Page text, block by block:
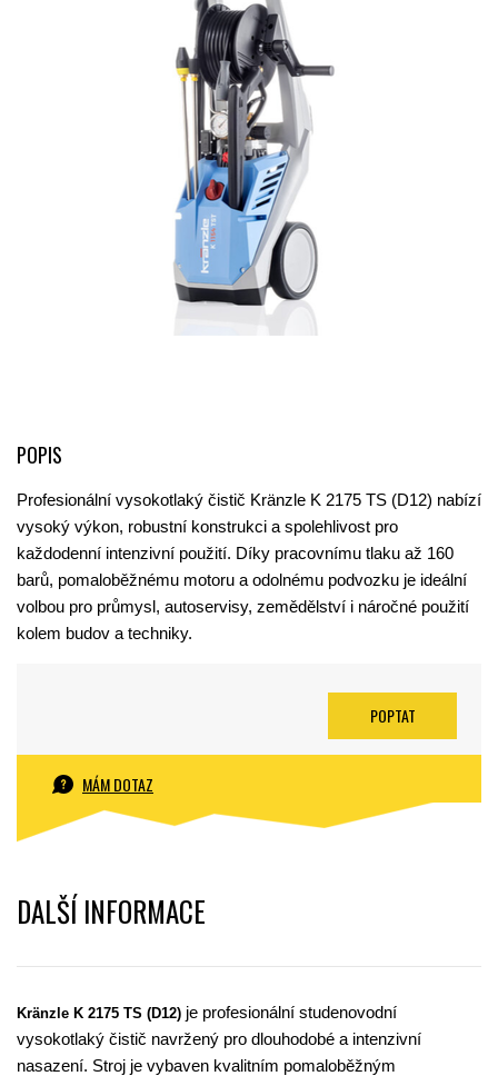
POPIS
Profesionální vysokotlaký čistič Kränzle K 2175 TS (D12) nabízí
vysoký výkon, robustní konstrukci a spolehlivost pro
každodenní intenzivní použití. Díky pracovnímu tlaku až 160
barů, pomaloběžnému motoru a odolnému podvozku je ideální
volbou pro průmysl, autoservisy, zemědělství i náročné použití
kolem budov a techniky.
POPTAT
MÁM DOTAZ
DALŠÍ INFORMACE
Kränzle K 2175 TS (D12) je profesionální studenovodní
vysokotlaký čistič navržený pro dlouhodobé a intenzivní
nasazení. Stroj je vybaven kvalitním pomaloběžným